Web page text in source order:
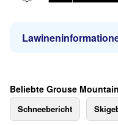
Beliebte Grouse
Schneebericht